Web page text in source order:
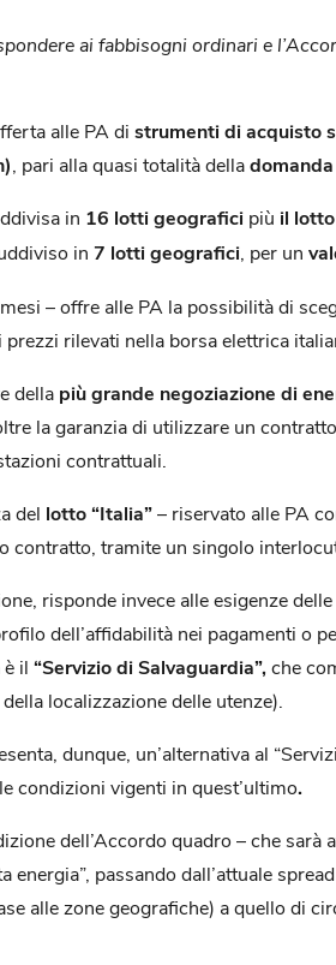
ai fabbisogni ordinari e
alle PA di strumenti di acquisto
, pari alla quasi totalità della
in 16 lotti geografici più il
in 7 lotti geografici , per un
– offre alle PA la possibilità di
rilevati nella borsa elettrica
della più grande negoziazione di
la garanzia di utilizzare un
contrattuali.
del lotto “Italia”– riservato alle PA
tramite un singolo
risponde invece alle esigenze delle
dell’affidabilità nei pagamenti o
il “Servizio di Salvaguardia”,che
localizzazione delle utenze).
dunque, un’alternativa al
condizioni vigenti in quest’ultimo.
dell’Accordo quadro – che sarà
passando dall’attuale
alle zone geografiche) a quello di